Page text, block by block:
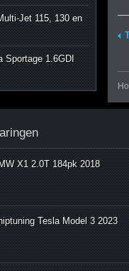
Jet 115, 130 en
Sportage 1.6GDI
X1 2.0T 184pk 2018
Tesla Model 3 2023